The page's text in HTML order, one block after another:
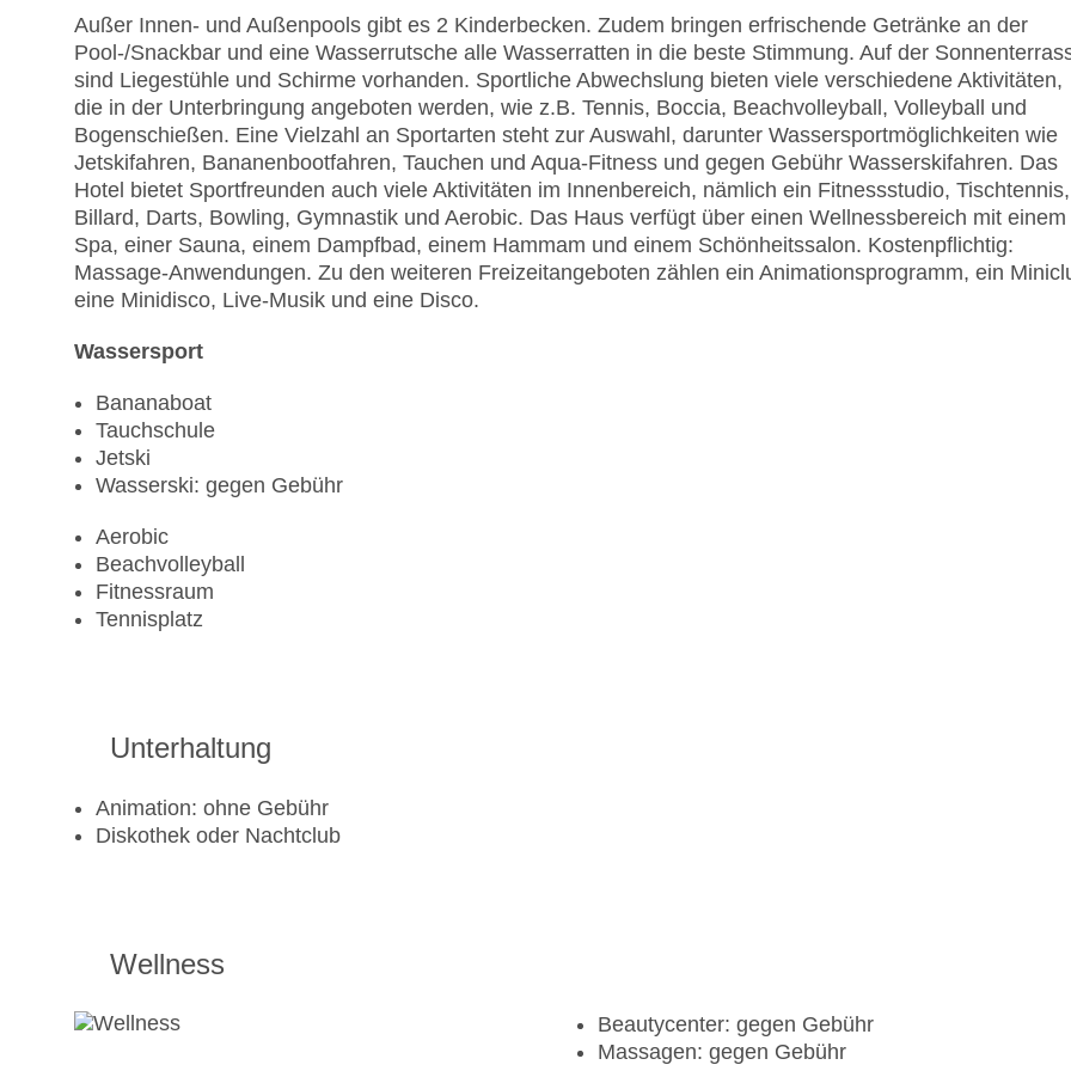
Außer Innen- und Außenpools gibt es 2 Kinderbecken. Zudem bringen erfrischende Getränke an der
Pool-/Snackbar und eine Wasserrutsche alle Wasserratten in die beste Stimmung. Auf der
sind Liegestühle und Schirme vorhanden. Sportliche Abwechslung bieten viele verschiedene Aktivitäten,
die in der Unterbringung angeboten werden, wie z.B. Tennis, Boccia, Beachvolleyball, Volleyball und
Bogenschießen. Eine Vielzahl an Sportarten steht zur Auswahl, darunter Wassersportmöglichkeiten wie
Jetskifahren, Bananenbootfahren, Tauchen und Aqua-Fitness und gegen Gebühr Wasserskifahren. Das
Hotel bietet Sportfreunden auch viele Aktivitäten im Innenbereich, nämlich ein Fitnessstudio, Tischtennis,
Billard, Darts, Bowling, Gymnastik und Aerobic. Das Haus verfügt über einen Wellnessbereich mit einem
Spa, einer Sauna, einem Dampfbad, einem Hammam und einem Schönheitssalon. Kostenpflichtig:
Massage-Anwendungen. Zu den weiteren Freizeitangeboten zählen ein Animationsprogramm, ein
eine Minidisco, Live-Musik und eine Disco.
Wassersport
Bananaboat
Tauchschule
Jetski
Wasserski: gegen Gebühr
Aerobic
Beachvolleyball
Fitnessraum
Tennisplatz
Unterhaltung
Animation: ohne Gebühr
Diskothek oder Nachtclub
Wellness
Beautycenter: gegen Gebühr
Massagen: gegen Gebühr